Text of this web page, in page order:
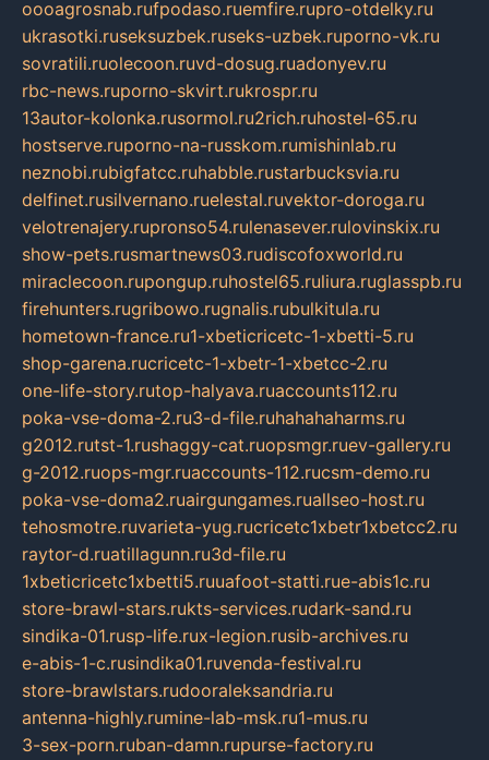
oooagrosnab.rufpodaso.ruemfire.rupro-otdelky.ru
ukrasotki.ruseksuzbek.ruseks-uzbek.ruporno-vk.ru
sovratili.ruolecoon.ruvd-dosug.ruadonyev.ru
rbc-news.ruporno-skvirt.rukrospr.ru
13autor-kolonka.rusormol.ru2rich.ruhostel-65.ru
hostserve.ruporno-na-russkom.rumishinlab.ru
neznobi.rubigfatcc.ruhabble.rustarbucksvia.ru
delfinet.rusilvernano.ruelestal.ruvektor-doroga.ru
velotrenajery.rupronso54.rulenasever.rulovinskix.ru
show-pets.rusmartnews03.rudiscofoxworld.ru
miraclecoon.rupongup.ruhostel65.ruliura.ruglasspb.ru
firehunters.rugribowo.rugnalis.rubulkitula.ru
hometown-france.ru1-xbeticricetc-1-xbetti-5.ru
shop-garena.rucricetc-1-xbetr-1-xbetcc-2.ru
one-life-story.rutop-halyava.ruaccounts112.ru
poka-vse-doma-2.ru3-d-file.ruhahahaharms.ru
g2012.rutst-1.rushaggy-cat.ruopsmgr.ruev-gallery.ru
g-2012.ruops-mgr.ruaccounts-112.rucsm-demo.ru
poka-vse-doma2.ruairgungames.ruallseo-host.ru
tehosmotre.ruvarieta-yug.rucricetc1xbetr1xbetcc2.ru
raytor-d.ruatillagunn.ru3d-file.ru
1xbeticricetc1xbetti5.ruuafoot-statti.rue-abis1c.ru
store-brawl-stars.rukts-services.rudark-sand.ru
sindika-01.rusp-life.rux-legion.rusib-archives.ru
e-abis-1-c.rusindika01.ruvenda-festival.ru
store-brawlstars.rudooraleksandria.ru
antenna-highly.rumine-lab-msk.ru1-mus.ru
3-sex-porn.ruban-damn.rupurse-factory.ru